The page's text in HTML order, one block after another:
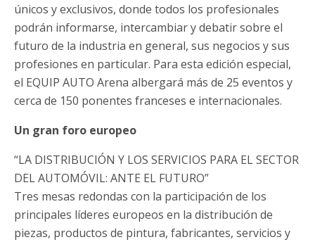
únicos y exclusivos, donde todos los profesionales
podrán informarse, intercambiar y debatir sobre el
futuro de la industria en general, sus negocios y sus
profesiones en particular. Para esta edición especial,
el EQUIP AUTO Arena albergará más de 25 eventos y
cerca de 150 ponentes franceses e internacionales.
Un gran foro europeo
“LA DISTRIBUCIÓN Y LOS SERVICIOS PARA EL SECTOR
DEL AUTOMÓVIL: ANTE EL FUTURO”
Tres mesas redondas con la participación de los
principales líderes europeos en la distribución de
piezas, productos de pintura, fabricantes, servicios y